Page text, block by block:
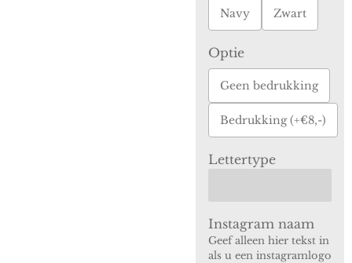
Navy Zwart
Optie
Geen bedrukking
Bedrukking (+€8,-)
Lettertype
Instagram naam
Geef alleen hier tekst in
als u een instagramlogo